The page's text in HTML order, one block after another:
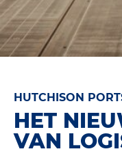
HUTCHISON
HET
VAN